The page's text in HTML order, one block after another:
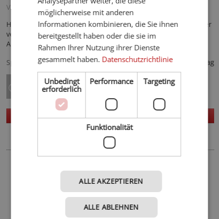
Vinschgau - St. Valentin auf der Haide
Hier trifft herzliche Gastlichkeit auf gediegenes Ambiente, hier
verbindet sich ein persönlicher Service mit großzügigen
Angeboten für Outdoorfans!
Spezialisiert auf
ab79,- € pro Tag
Homepage Details
Reschensee
Nationalpark Stilfser Joch
möglicherweise mit anderen
Informationen kombinieren, die Sie ihnen
bereitgestellt haben oder die sie im
Rahmen Ihrer Nutzung ihrer Dienste
gesammelt haben. Datenschutzrichtlinie
Unbedingt
erforderlich
Performance Targeting
Funktionalität
ALLE AKZEPTIEREN
ALLE ABLEHNEN